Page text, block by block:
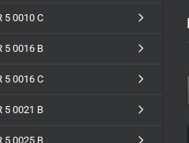
5 0010 C
5 0016 B
5 0016 C
5 0021 B
5 0025 B